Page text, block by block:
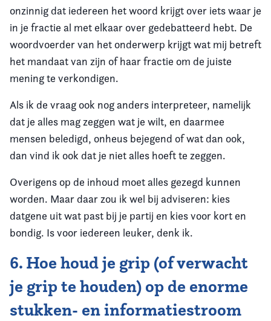
onzinnig dat iedereen het woord krijgt over iets waar je
in je fractie al met elkaar over gedebatteerd hebt. De
woordvoerder van het onderwerp krijgt wat mij betreft
het mandaat van zijn of haar fractie om de juiste
mening te verkondigen.
Als ik de vraag ook nog anders interpreteer, namelijk
dat je alles mag zeggen wat je wilt, en daarmee
mensen beledigd, onheus bejegend of wat dan ook,
dan vind ik ook dat je niet alles hoeft te zeggen.
Overigens op de inhoud moet alles gezegd kunnen
worden. Maar daar zou ik wel bij adviseren: kies
datgene uit wat past bij je partij en kies voor kort en
bondig. Is voor iedereen leuker, denk ik.
6. Hoe houd je grip (of verwacht
je grip te houden) op de enorme
stukken- en informatiestroom